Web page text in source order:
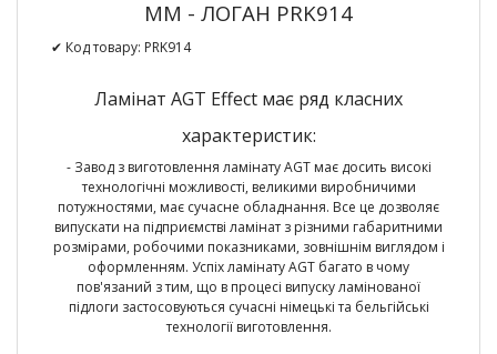
ММ - ЛОГАН PRK914
✔ Код товару: PRK914
Ламінат AGT Effect має ряд класних
характеристик:
- Завод з виготовлення ламінату AGT має досить високі
технологічні можливості, великими виробничими
потужностями, має сучасне обладнання. Все це дозволяє
випускати на підприємстві ламінат з різними габаритними
розмірами, робочими показниками, зовнішнім виглядом і
оформленням. Успіх ламінату AGT багато в чому
пов'язаний з тим, що в процесі випуску ламінованої
підлоги застосовуються сучасні німецькі та бельгійські
технології виготовлення.